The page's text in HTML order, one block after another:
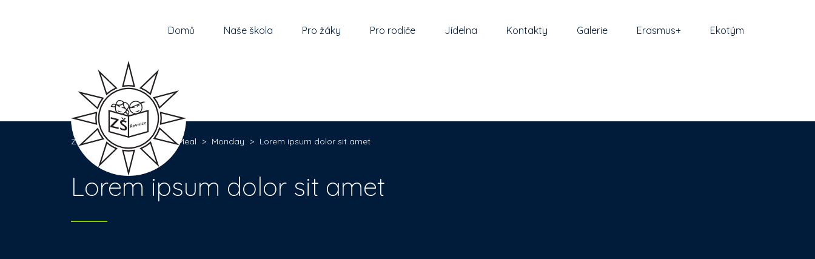
Domů Naše škola Pro žáky Pro rodiče Jídelna Kontakty Galerie Erasmus+ Ekotým
Základní škola Řevnice > Meal > Monday > Lorem ipsum dolor sit amet
Lorem ipsum dolor sit amet